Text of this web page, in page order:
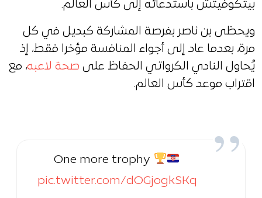
بيتكوفيتش باستدعائه إلى كأس العالم.
ويحظى بن ناصر بفرصة المشاركة كبديل في كل
مرة، بعدما عاد إلى أجواء المنافسة مؤخرا فقط، إذ
يُحاول النادي الكرواتي الحفاظ على صحة لاعبه، مع
اقتراب موعد كأس العالم.
One more trophy
pic.twitter.com/dOGjogkSKq